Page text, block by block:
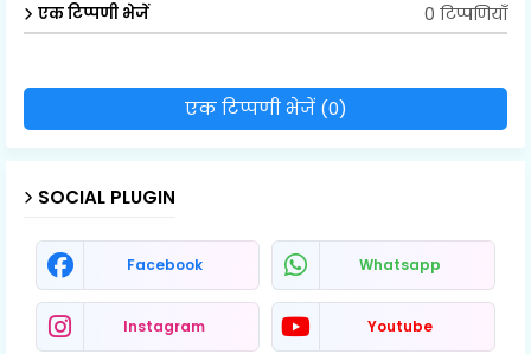
एक टिप्पणी भेजें 0 टिप्पणियाँ
एक टिप्पणी भेजें (0)
SOCIAL PLUGIN
Facebook Whatsapp
Instagram Youtube